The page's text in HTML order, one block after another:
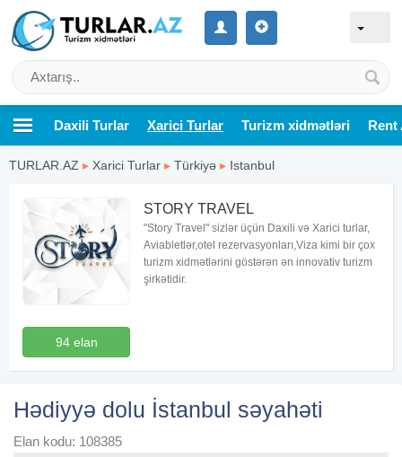
Daxili Turlar Xarici Turlar Turizm xidmətləri Rent
TURLAR.AZ ▸ Xarici Turlar ▸ Türkiyə ▸ Istanbul
94 elan
STORY TRAVEL
"Story Travel" sizlər üçün Daxili və Xarici turlar,
Aviabletlər,otel rezervasyonları,Viza kimi bir çox
turizm xidmətlərini göstərən ən innovativ turizm
şirkətidir.
Hədiyyə dolu İstanbul səyahəti
Elan kodu: 108385